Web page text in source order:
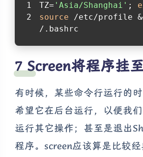
TZ= 'Asia/Shanghai' ;
source /etc/profile
/.bashrc
Screen将程序挂
有时候，某些命令行运行的
希望它在后台运行，以便我
运行其它操作；甚至是退出
程序。screen应该算是比较